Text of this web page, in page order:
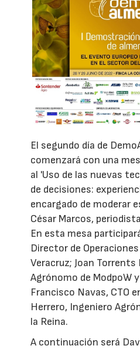
El segundo día de
comenzará con una
al 'Uso de las nuevas
de decisiones:
encargado de moderar
César Marcos,
En esta mesa
Director de
Veracruz; Joan
Agrónomo de ModpoW
Francisco Navas, CTO
Herrero, Ingeniero
la Reina.
A continuación será